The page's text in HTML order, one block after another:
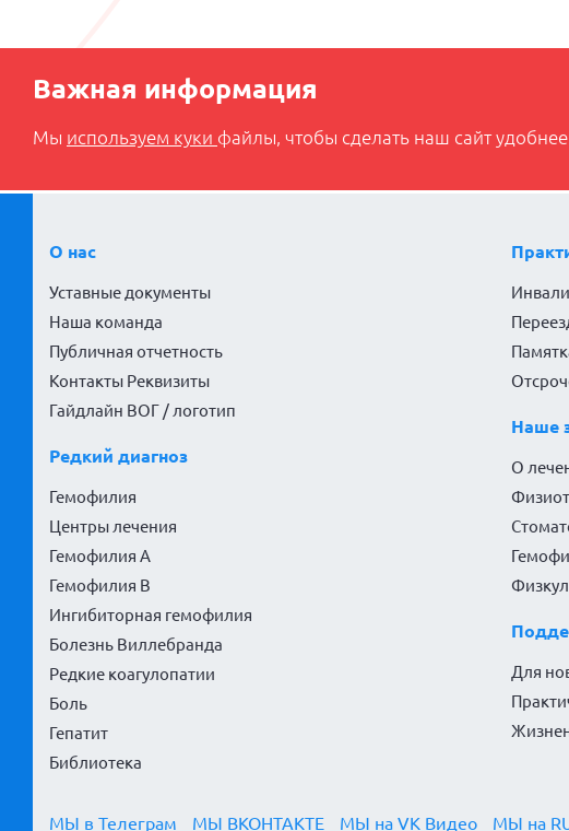
Важная информация
Мы используем куки файлы, чтобы сделать наш сайт
О нас
Уставные документы
Наша команда
Публичная отчетность
Контакты Реквизиты
Гайдлайн ВОГ / логотип
Редкий диагноз
Гемофилия
Центры лечения
Гемофилия А
Гемофилия В
Ингибиторная гемофилия
Болезнь Виллебранда
Редкие коагулопатии
Боль
Гепатит
Библиотека
Наше
О
Для
МЫ в Телеграм МЫ ВКОНТАКТЕ МЫ на VK Видео МЫ на